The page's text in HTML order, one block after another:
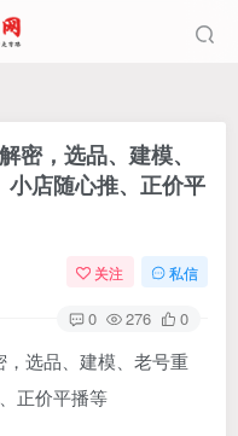
密，选品、建模、
店随心推、正价平
关注 私信
0 276 0